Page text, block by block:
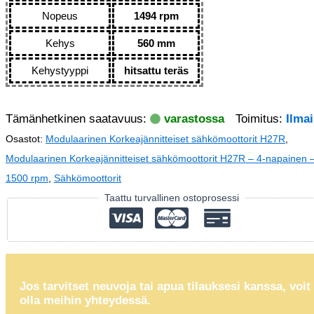
Nopeus 1494 rpm
Kehys 560 mm
Kehystyyppi hitsattu teräs
Tämänhetkinen saatavuus: varastossa Toimitus:
Osastot: Modulaarinen Korkeajännitteiset sähkömoottorit H27R,
Modulaarinen Korkeajännitteiset sähkömoottorit H27R – 4-napainen
1500 rpm, Sähkömoottorit
Taattu turvallinen ostoprosessi
Jos tarvitset neuvoja tai apua tilauksesi kanssa, voit
olla meihin yhteydessä.